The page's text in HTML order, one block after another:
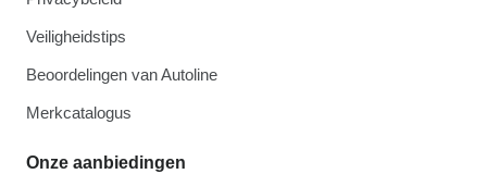
Veiligheidstips
Beoordelingen van Autoline
Merkcatalogus
Onze aanbiedingen